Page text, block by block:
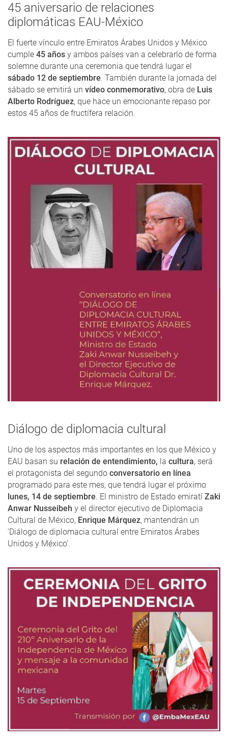
45 aniversario de relaciones
diplomáticas EAU-México
El fuerte vínculo entre Emiratos Árabes Unidos y México
cumple 45 años y ambos países van a celebrarlo de forma
solemne durante una ceremonia que tendrá lugar el
sábado 12 de septiembre. También durante la jornada del
sábado se emitirá un vídeo conmemorativo, obra de Luis
Alberto Rodríguez, que hace un emocionante repaso por
estos 45 años de fructífera relación.
Diálogo de diplomacia cultural
Uno de los aspectos más importantes en los que México y
EAU basan su relación de entendimiento, la cultura, será
el protagonista del segundo conversatorio en línea
programado para este mes, que tendrá lugar el próximo
lunes, 14 de septiembre. El ministro de Estado emiratí Zaki
Anwar Nusseibeh y el director ejecutivo de Diplomacia
Cultural de México, Enrique Márquez, mantendrán un
‘Diálogo de diplomacia cultural entre Emiratos Árabes
Unidos y México’.